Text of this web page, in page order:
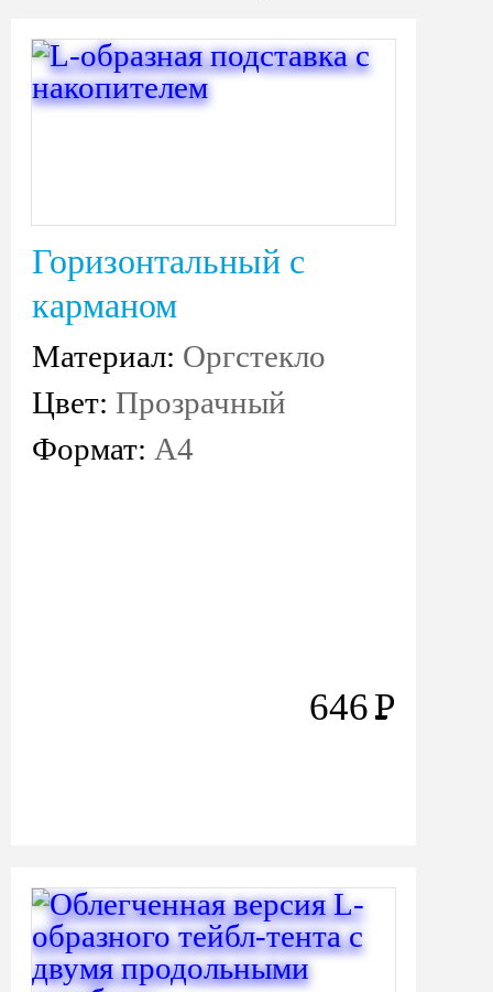
Горизонтальный с
карманом
Материал: Оргстекло
Цвет: Прозрачный
Формат: А4
646Р